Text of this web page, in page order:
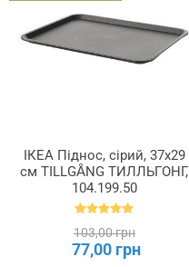
ІКЕА Піднос, сірий, 37x29
см TILLGÅNG ТИЛЛЬГОНГ,
104.199.50
103,00 грн
77,00 грн